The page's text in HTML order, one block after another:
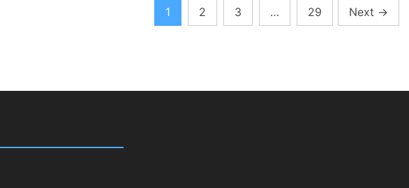
1 2 3 … 29 Next →